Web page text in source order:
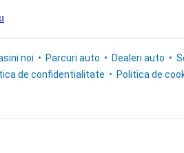
noi Parcuri auto Dealeri auto
de confidentialitate Politica de